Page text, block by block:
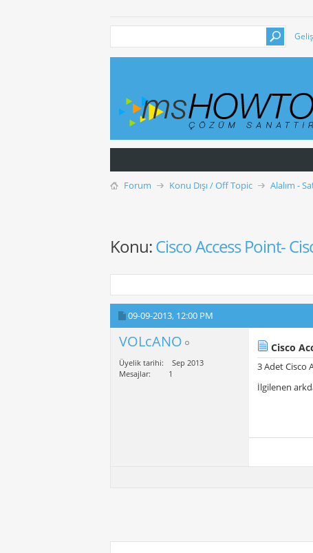
Forum Konu Dışı / Off Topic Alalım -
Konu:Cisco Access Point-
09-09-2013, 12:00 PM
VOLcANO
Üyelik tarihi
Sep 2013
Mesajlar
1
Cisco
3 Adet Cisco
İlgilenen